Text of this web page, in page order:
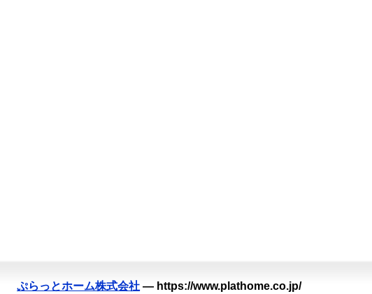
ぷらっとホーム株式会社 — https://www.plathome.co.jp/